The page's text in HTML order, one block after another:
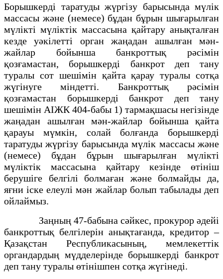
Борышкерді таратуды жүргізу барысында мүлік
массасы және (немесе) бұдан бұрын шығарылған
мүлікті мүліктік массасына қайтару анықталған
кезде уәкілетті орган жаңадан ашылған мән-
жайлар бойынша банкроттық рәсімін
қозғамастан, борышкерді банкрот деп тану
туралы сот шешімін қайта қарау туралы сотқа
жүгінуге міндетті. Банкроттық рәсімін
қозғамастан борышкерді банкрот деп тану
шешімін АІЖК 404-бабы 1) тармақшасы негізінде
жаңадан ашылған мән-жайлар бойынша қайта
қарауы мүмкін, солай болғанда борышкерді
таратуды жүргізу барысында мүлік массасы және
(немесе) бұдан бұрын шығарылған мүлікті
мүліктік массасына қайтару кезінде өтініш
берушіге белгілі болмаған және болмайды да,
яғни іске елеулі мән жайлар болып табылады деп
ойлаймыз.
Заңның 47-бабына сәйкес, прокурор әдейі
банкроттық белгiлерiн анықтағанда, кредитор –
Қазақстан Республикасының, мемлекеттік
органдардың мүдделерінде борышкерді банкрот
деп тану туралы өтінішпен сотқа жүгінеді.